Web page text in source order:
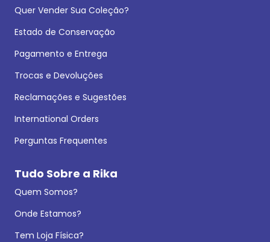
Quer Vender Sua Coleção?
Estado de Conservação
Pagamento e Entrega
Trocas e Devoluções
Reclamações e Sugestões
International Orders
Perguntas Frequentes
Tudo Sobre a Rika
Quem Somos?
Onde Estamos?
Tem Loja Física?